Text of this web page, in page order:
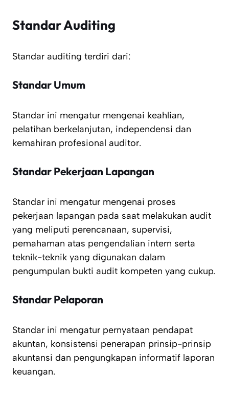
Standar Auditing
Standar auditing terdiri dari:
Standar Umum
Standar ini mengatur mengenai keahlian,
pelatihan berkelanjutan, independensi dan
kemahiran profesional auditor.
Standar Pekerjaan Lapangan
Standar ini mengatur mengenai proses
pekerjaan lapangan pada saat melakukan audit
yang meliputi perencanaan, supervisi,
pemahaman atas pengendalian intern serta
teknik-teknik yang digunakan dalam
pengumpulan bukti audit kompeten yang cukup.
Standar Pelaporan
Standar ini mengatur pernyataan pendapat
akuntan, konsistensi penerapan prinsip-prinsip
akuntansi dan pengungkapan informatif laporan
keuangan.